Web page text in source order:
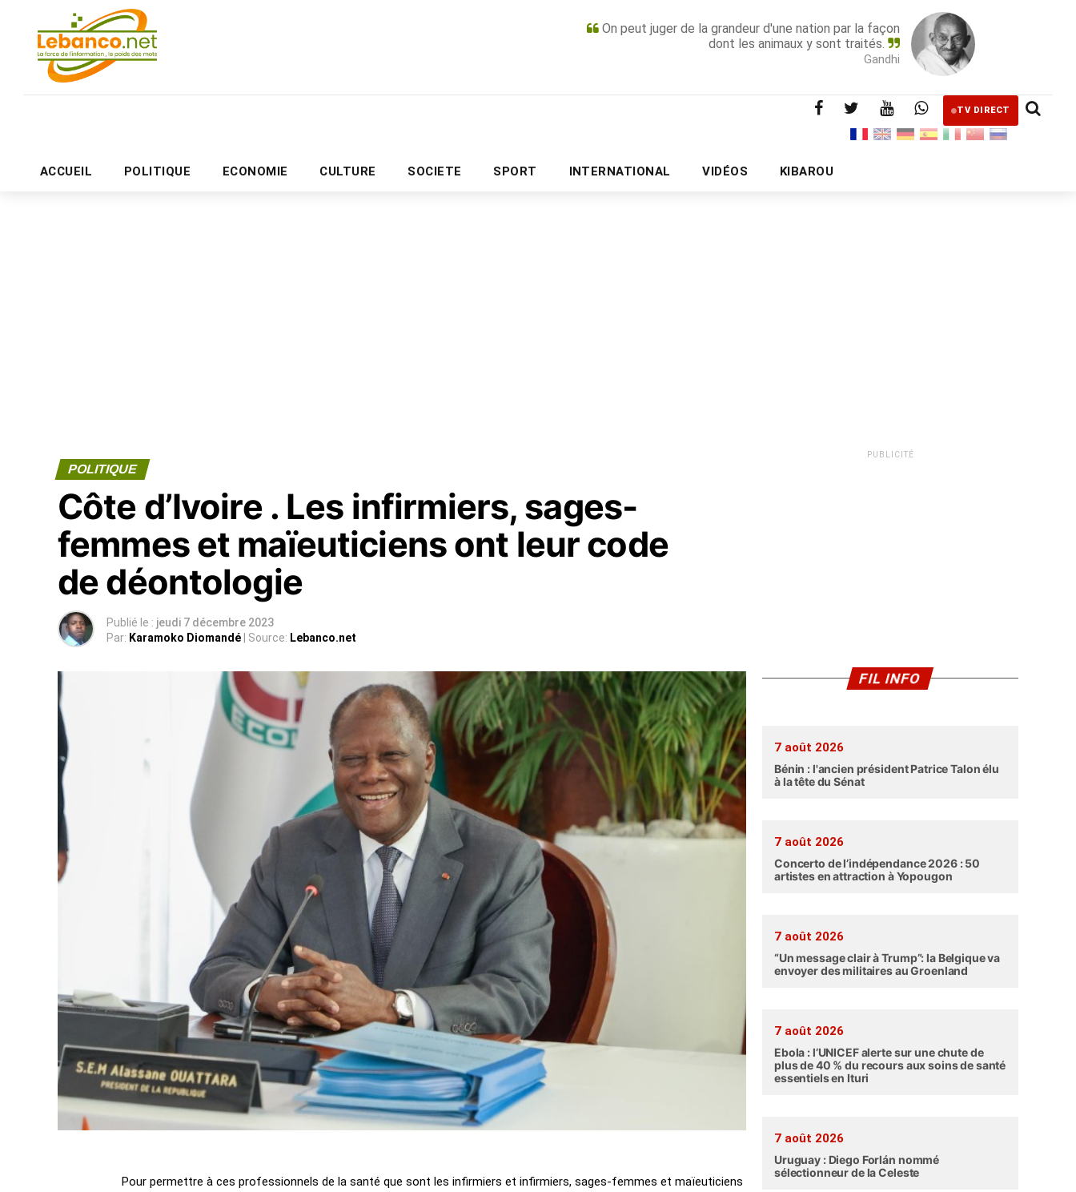
On peut juger de la grandeur d'une nation par la façon
dont les animaux y sont traités.
Gandhi
TV DIRECT
ACCUEIL POLITIQUE ECONOMIE CULTURE SOCIETE SPORT INTERNATIONAL VIDÉOS KIBAROU
PUBLICITÉ
POLITIQUE
Côte d’Ivoire . Les infirmiers, sages-
femmes et maïeuticiens ont leur code
de déontologie
Publié le : jeudi 7 décembre 2023
Par: Karamoko Diomandé | Source: Lebanco.net
Pour permettre à ces professionnels de la santé que sont les infirmiers et infirmiers, sages-femmes et maïeuticiens
PUBLICITÉ
FIL INFO
7 août 2026
Bénin : l'ancien président Patrice Talon élu
à la tête du Sénat
7 août 2026
Concerto de l’indépendance 2026 : 50
artistes en attraction à Yopougon
7 août 2026
“Un message clair à Trump”: la Belgique va
envoyer des militaires au Groenland
7 août 2026
Ebola : l’UNICEF alerte sur une chute de
plus de 40 % du recours aux soins de santé
essentiels en Ituri
7 août 2026
Uruguay : Diego Forlán nommé
sélectionneur de la Celeste